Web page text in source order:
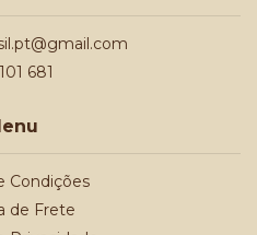
681
Condições
de Frete